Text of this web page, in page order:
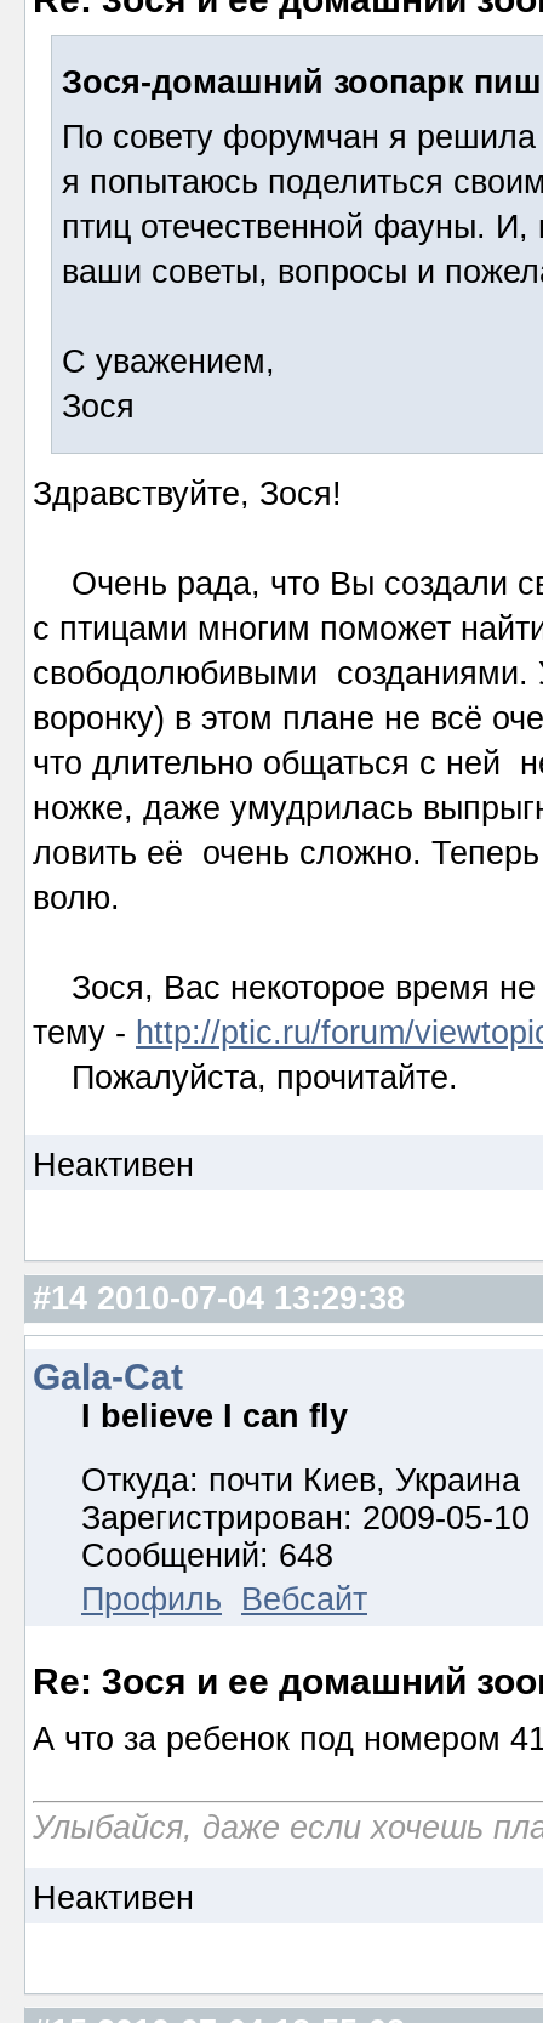
Зося-домашний зоопарк
По совету форумчан я решила
я попытаюсь поделиться
птиц отечественной фауны.
ваши советы, вопросы и
С уважением,
Зося
Здравствуйте, Зося!
Очень рада, что Вы создали
с птицами многим поможет
свободолюбивыми созданиями.
воронку) в этом плане не всё
что длительно общаться с ней
ножке, даже умудрилась
ловить её очень сложно.
волю.
Зося, Вас некоторое время
тему - http://ptic.ru/forum/
Пожалуйста, прочитайте.
Неактивен
#14 2010-07-04 13:29:38
Gala-Cat
I believe I can fly
Откуда: почти Киев, Украина
Зарегистрирован: 2009-05-10
Сообщений: 648
Профиль
Вебсайт
Re: 3ося и ее домашний
А что за ребенок под номером
Улыбайся, даже если хочешь
Неактивен